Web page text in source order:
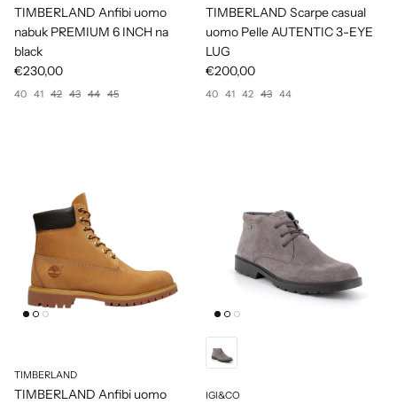
TIMBERLAND Anfibi uomo
nabuk PREMIUM 6 INCH na
black
€230,00
40 41 42 43 44 45
TIMBERLAND Scarpe casual
uomo Pelle AUTENTIC 3-EYE
LUG
€200,00
40 41 42 43 44
TIMBERLAND
TIMBERLAND Anfibi uomo
IGI&CO